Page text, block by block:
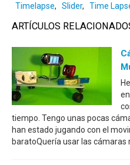
Timelapse, Slider, Time
ARTÍCULOS
tiempo. Tengo unas pocas
han estado jugando con el
baratoQuería usar las cámaras